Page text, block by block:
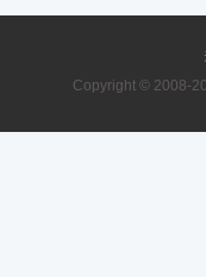
Copyright © 2008-